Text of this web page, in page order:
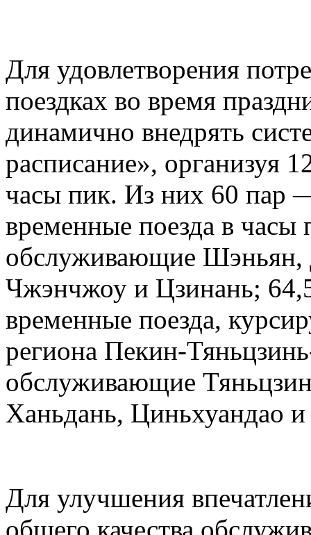
Для удовлетворения
поездках во время
динамично внедрять
расписание», организуя
часы пик. Из них 60 пар
временные поезда в часы
обслуживающие Шэньян,
Чжэнчжоу и Цзинань;
временные поезда,
региона Пекин-
обслуживающие
Ханьдань, Циньхуандао
Для улучшения
общего качества